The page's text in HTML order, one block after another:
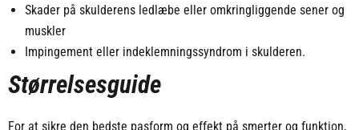
Skader på skulderens ledlæbe eller omkringliggende sener og
muskler
Impingement eller indeklemningssyndrom i skulderen.
Størrelsesguide
For at sikre den bedste pasform og effekt på smerter og funktion,